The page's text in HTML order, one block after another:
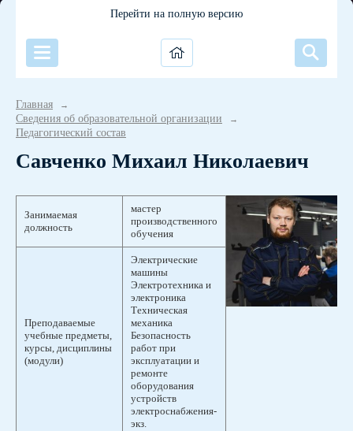
Перейти на полную версию
Главная →
Сведения об образовательной организации →
Педагогический состав
Савченко Михаил Николаевич
Занимаемая
должность
мастер
производственного
обучения
Преподаваемые
учебные предметы,
курсы, дисциплины
(модули)
Электрические
машины
Электротехника и
электроника
Техническая
механика
Безопасность
работ при
эксплуатации и
ремонте
оборудования
устройств
электроснабжения-
экз.